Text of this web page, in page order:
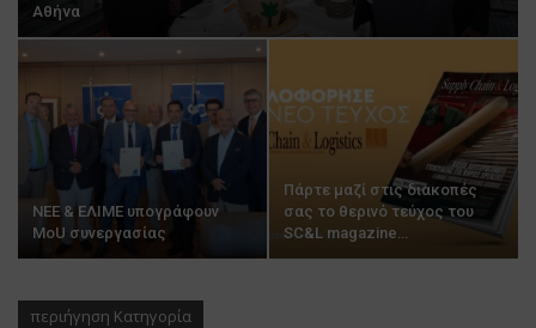
Αθήνα
ΝΕΕ & ΕΛΙΜΕ υπογράφουν
MoU συνεργασίας
Πάρτε μαζί στις διακοπές
σας το θερινό τεύχος του
SC&L magazine…
περιήγηση Κατηγορία